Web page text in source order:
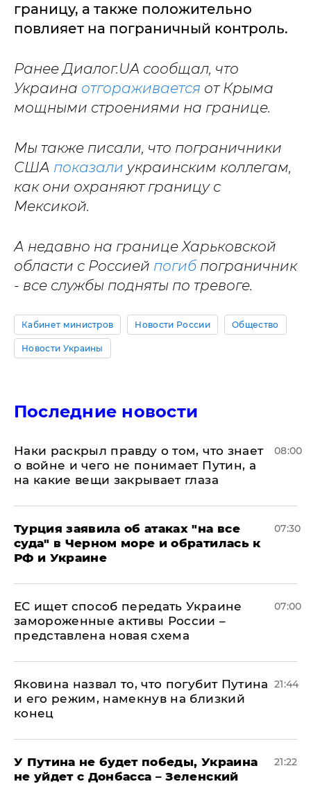
границу, а также положительно
повлияет на пограничный контроль.
Ранее Диалог.UA сообщал, что
Украина отгораживается от Крыма
мощными строениями на границе.
Мы также писали, что пограничники
США показали украинским коллегам,
как они охраняют границу с
Мексикой.
А недавно на границе Харьковской
области с Россией погиб пограничник
- все службы подняты по тревоге.
Кабинет министров Новости России Общество
Новости Украины
Последние новости
Наки раскрыл правду о том, что знает
о войне и чего не понимает Путин, а
на какие вещи закрывает глаза
08:00
Турция заявила об атаках "на все
суда" в Черном море и обратилась к
РФ и Украине
07:30
ЕС ищет способ передать Украине
замороженные активы России –
представлена новая схема
07:00
Яковина назвал то, что погубит Путина
и его режим, намекнув на близкий
конец
21:44
У Путина не будет победы, Украина
не уйдет с Донбасса – Зеленский
21:22